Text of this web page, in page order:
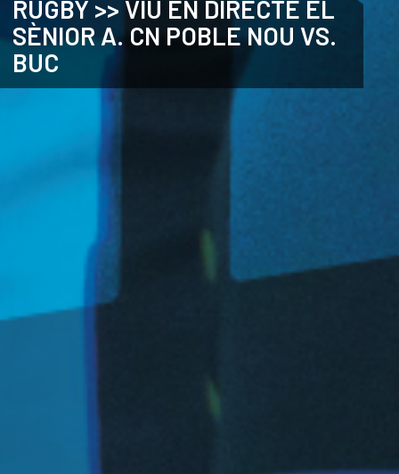
ANGLÈS
RUGBY >> VIU EN DIRECTE EL
SÈNIOR A. CN POBLE NOU VS.
BUC